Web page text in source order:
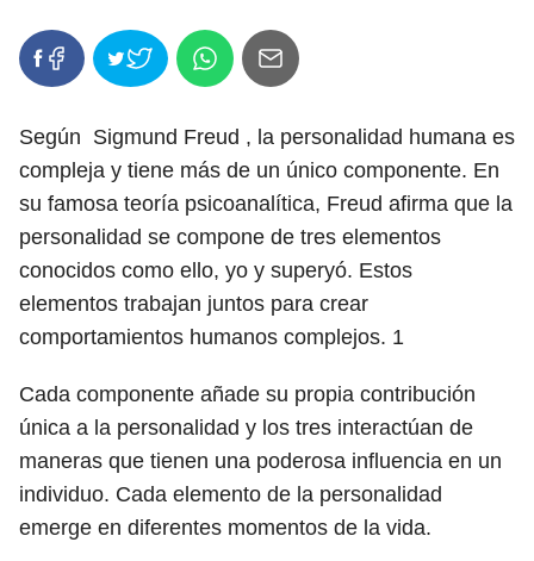
Según Sigmund Freud , la personalidad humana es
compleja y tiene más de un único componente. En
su famosa teoría psicoanalítica, Freud afirma que la
personalidad se compone de tres elementos
conocidos como ello, yo y superyó. Estos
elementos trabajan juntos para crear
comportamientos humanos complejos. 1
Cada componente añade su propia contribución
única a la personalidad y los tres interactúan de
maneras que tienen una poderosa influencia en un
individuo. Cada elemento de la personalidad
emerge en diferentes momentos de la vida.